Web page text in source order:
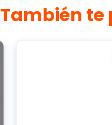
También te